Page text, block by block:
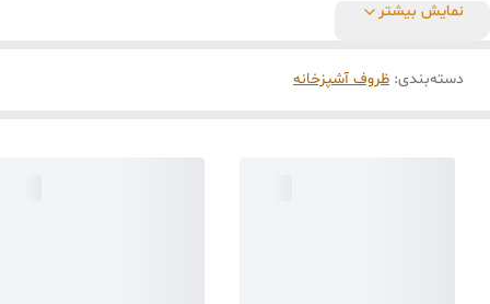
نمایش بیشتر
دسته‌بندی: ظروف آشپزخانه